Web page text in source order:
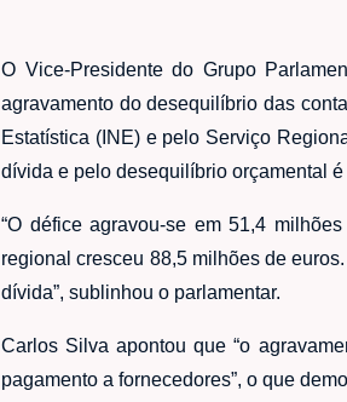
O Vice-Presidente do Grupo
agravamento do desequilíbrio das
Estatística (INE) e pelo Serviço
dívida e pelo desequilíbrio orçamental
“O défice agravou-se em 51,4
regional cresceu 88,5 milhões de
dívida”, sublinhou o parlamentar.
Carlos Silva apontou que “o
pagamento a fornecedores”, o que